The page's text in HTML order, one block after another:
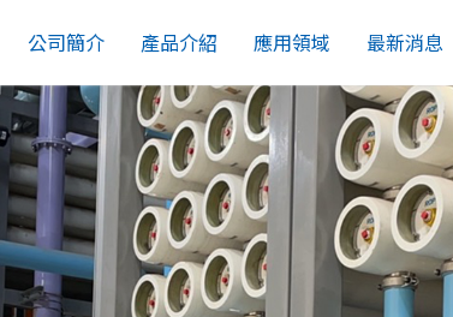
公司簡介 產品介紹 應用領域 最新消息